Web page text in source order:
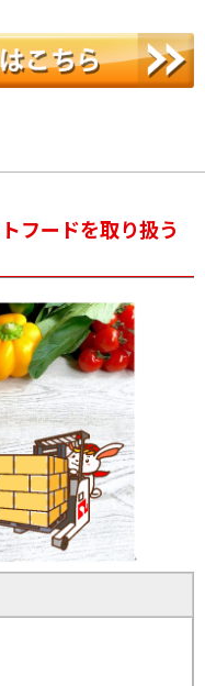
フードを取り扱う